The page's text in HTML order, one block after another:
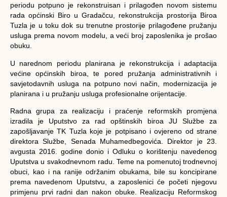
periodu potpuno je rekonstruisan i prilagođen novom sistemu
rada općinski Biro u Gradačcu, rekonstrukcija prostorija Biroa
Tuzla je u toku dok su trenutne prostorije prilagođene pružanju
usluga prema novom modelu, a veći broj zaposlenika je prošao
obuku.
U narednom periodu planirana je rekonstrukcija i adaptacija
većine općinskih biroa, te pored pružanja administrativnih i
savjetodavnih usluga na potpuno novi način, modernizacija je
planirana i u pružanju usluga profesionalne orijentacije.
Radna grupa za realizaciju i praćenje reformskih promjena
izradila je Uputstvo za rad opštinskih biroa JU Službe za
zapošljavanje TK Tuzla koje je potpisano i ovjereno od strane
direktora Službe, Senada Muhamedbegovića. Direktor je 23.
avgusta 2016. godine donio i Odluku o korištenju navedenog
Uputstva u svakodnevnom radu. Teme na pomenutoj trodnevnoj
obuci, kao i na ranije održanim obukama, bile su koncipirane
prema navedenom Uputstvu,
a zaposlenici će početi njegovu
primjenu prvi radni dan nakon obuke. Realizaciju Reformskog